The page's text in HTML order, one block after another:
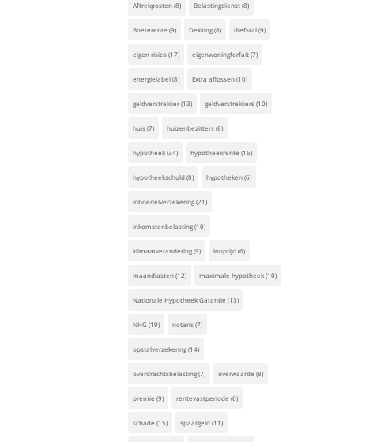
Aftrekposten(8) Belastingdienst(8)
Boeterente (9) Dekking(8) diefstal(9)
eigen risico(17) eigenwoningforfait(7)
energielabel(8) Extra aflossen(10)
geldverstrekker(13) geldverstrekkers(10)
huis(7) huizenbezitters(8)
hypotheek(34) hypotheekrente (16)
hypotheekschuld(8) hypotheken(6)
inboedelverzekering(21)
inkomstenbelasting(10)
klimaatverandering(9) looptijd(6)
maandlasten(12) maximale hypotheek(10)
Nationale Hypotheek Garantie (13)
NHG(19) notaris(7)
opstalverzekering(14)
overdrachtsbelasting(7) overwaarde (8)
premie (9) rentevastperiode (6)
schade (15) spaargeld(11)